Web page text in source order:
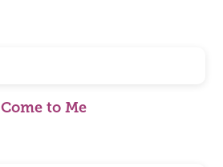
Come to Me